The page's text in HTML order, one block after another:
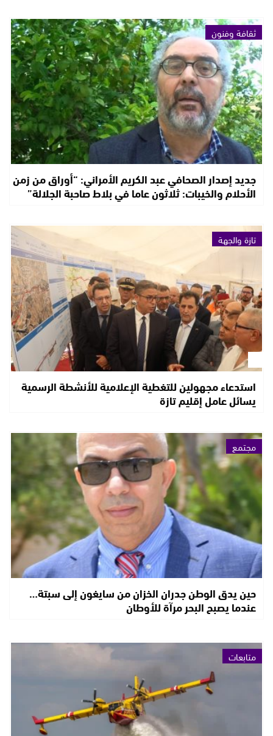
ثقافة وفنون
جديد إصدار الصحافي عبد الكريم الأمراني: “أوراق من زمن
الأحلام والخيبات: ثلاثون عاما في بلاط صاحبة الجلالة”
تازة والجهة
استدعاء مجهولين للتغطية الإعلامية للأنشطة الرسمية
يسائل عامل إقليم تازة
مجتمع
حين يدق الوطن جدران الخزان من سايغون إلى سبتة…
عندما يصبح البحر مرآة للأوطان
متابعات